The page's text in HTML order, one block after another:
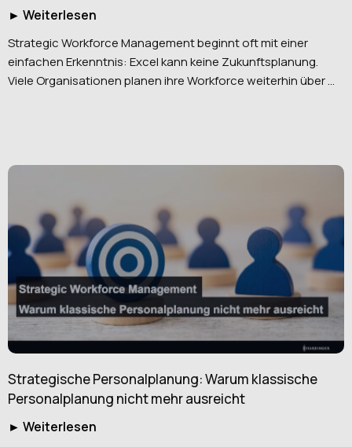
► Weiterlesen
Strategic Workforce Management beginnt oft mit einer
einfachen Erkenntnis: Excel kann keine Zukunftsplanung.
Viele Organisationen planen ihre Workforce weiterhin über ...
Strategische Personalplanung: Warum klassische
Personalplanung nicht mehr ausreicht
► Weiterlesen